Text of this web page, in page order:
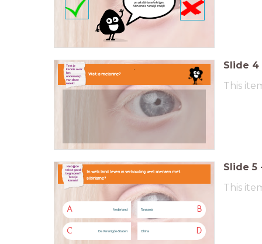
om ook albinisme te krijgen.
Albinisme is namelijk erfelijk!
.
Test je
kennis over
het
onderwerp
van deze
week!
Wat is melanine?
Slide 4
This
Heb jij de
tekst goed
begrepen?
Test je
kennis!
In welk land leven in verhouding veel mensen met
albinisme?
A Nederland B
Tanzania
C De Verenigde-Staten D
China
Slide 5
This